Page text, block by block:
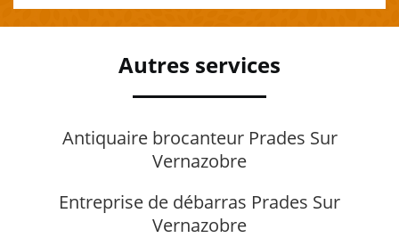
Autres services
Antiquaire brocanteur Prades Sur
Vernazobre
Entreprise de débarras Prades Sur
Vernazobre